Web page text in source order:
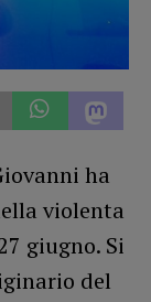
ha
violenta
giugno. Si
del